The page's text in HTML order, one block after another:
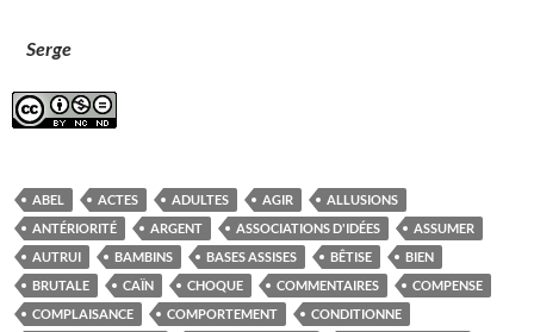
Serge
ABEL ACTES ADULTES AGIR
ALLUSIONS
ANTÉRIORITÉ
ARGENT ASSOCIATIONS D'IDÉES
ASSUMER
AUTRUI
BAMBINS BASES ASSISES BÊTISE
BIEN
BRUTALE
CAÏN CHOQUE COMMENTAIRES
COMPENSE
COMPLAISANCE
COMPORTEMENT
CONDITIONNE